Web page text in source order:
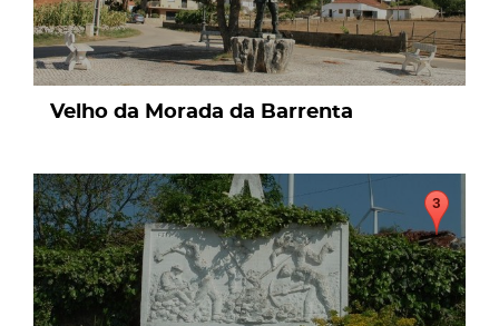
Velho da Morada da Barrenta
page